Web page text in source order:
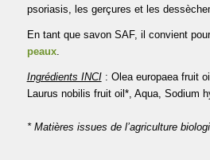
psoriasis, les gerçures et les
En tant que savon SAF, il convient
peaux.
Ingrédients INCI: Olea europaea fruit
Laurus nobilis fruit oil*, Aqua, Sodium
* Matières issues de l’agriculture